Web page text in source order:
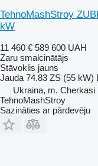
TehnoMashStroy
kW
11 460 € 589 600 UAH
Zaru smalcinātājs
Stāvoklis jauns
Jauda 74.83 ZS (55 kW)
Ukraina, m. Cherkasi
TehnoMashStroy
Sazināties ar pārdevēju